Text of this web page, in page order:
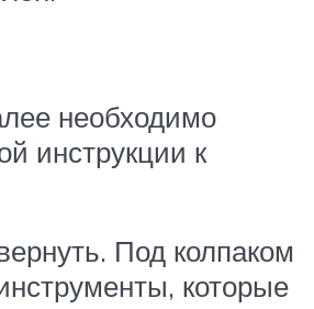
необходимо
инструкции к
Под колпаком
которые